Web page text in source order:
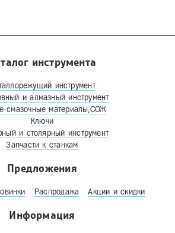
инструмента
инструмент
и алмазный инструмент
смазочные материалы,СОЖ
Ключи
и столярный инструмент
Запчасти к станкам
Предложения
Распродажа Акции и скидки
Информация